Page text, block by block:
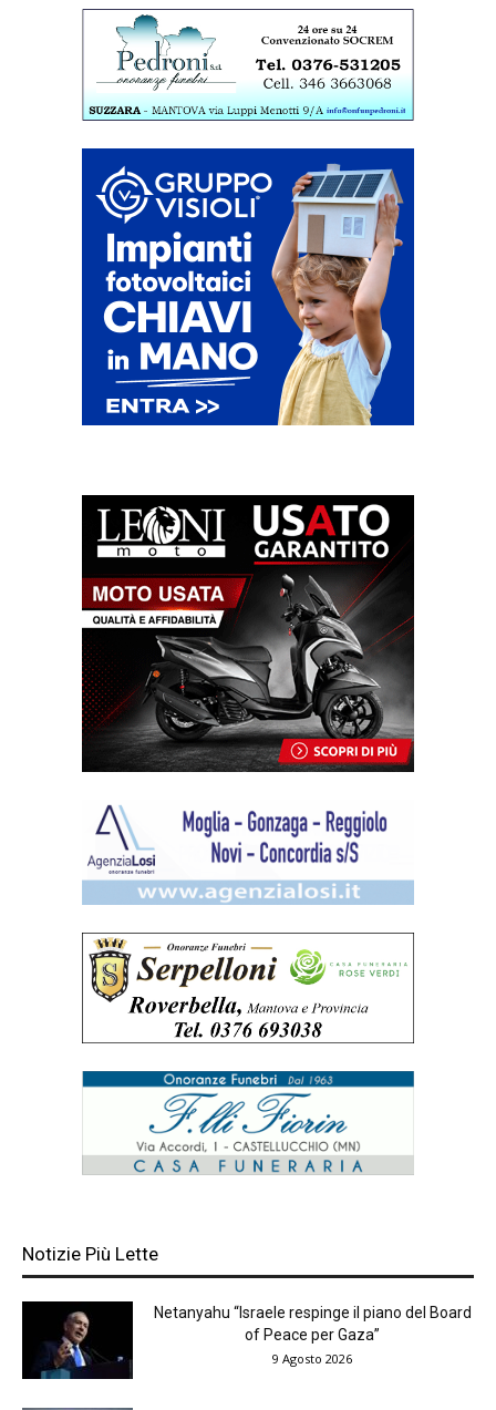
Notizie Più Lette
Netanyahu “Israele respinge il piano del Board
of Peace per Gaza”
9 Agosto 2026